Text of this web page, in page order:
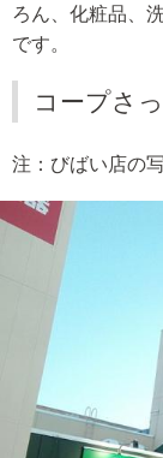
ろん、化粧品、
です。
コープさ
注：びばい店の